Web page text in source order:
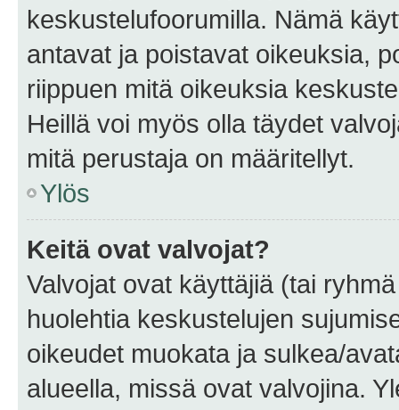
keskustelufoorumilla. Nämä
antavat ja poistavat oikeuksia,
riippuen mitä oikeuksia
Heillä voi myös olla täydet
mitä perustaja on määritellyt.
Ylös
Keitä ovat valvojat?
Valvojat ovat käyttäjiä (tai
huolehtia keskustelujen
oikeudet muokata ja sulkea/
alueella, missä ovat valvojina.